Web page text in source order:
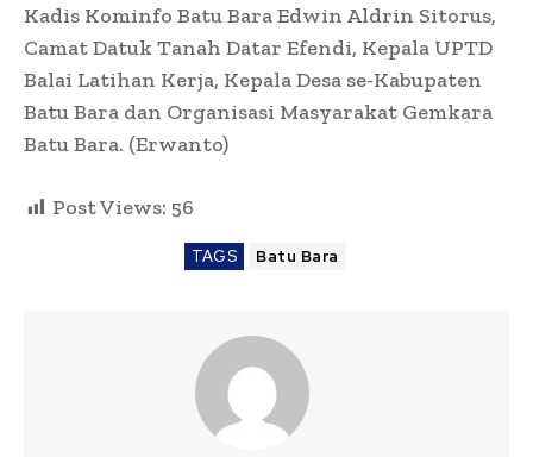
Kadis Kominfo Batu Bara Edwin Aldrin Sitorus,
Camat Datuk Tanah Datar Efendi, Kepala UPTD
Balai Latihan Kerja, Kepala Desa se-Kabupaten
Batu Bara dan Organisasi Masyarakat Gemkara
Batu Bara. (Erwanto)
Post Views: 56
TAGS Batu Bara